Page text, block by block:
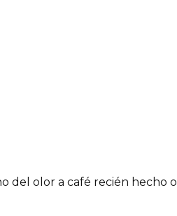
del olor a café recién hecho o